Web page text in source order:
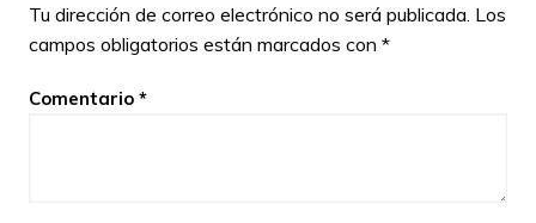
Tu dirección de correo electrónico no será publicada. Los
campos obligatorios están marcados con *
Comentario *